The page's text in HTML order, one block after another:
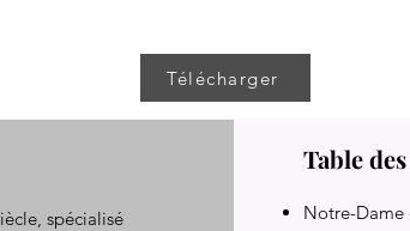
Télécharger
spécialisé
Table
Notre-Dame